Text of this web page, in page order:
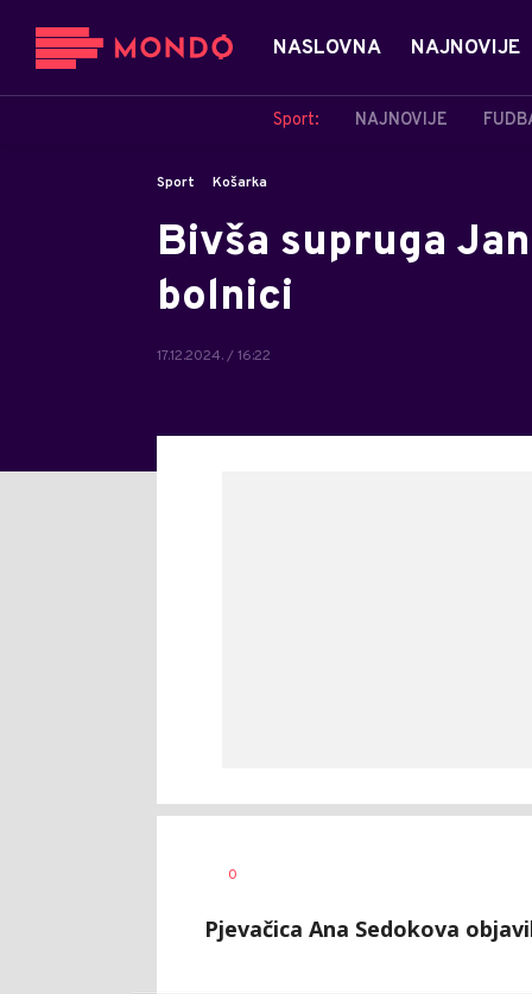
NASLOVNA NAJNOVIJE
Sport: NAJNOVIJE
Sport Košarka
Bivša supruga
bolnici
17.12.2024. / 16:22
0
Pjevačica Ana Sedokova